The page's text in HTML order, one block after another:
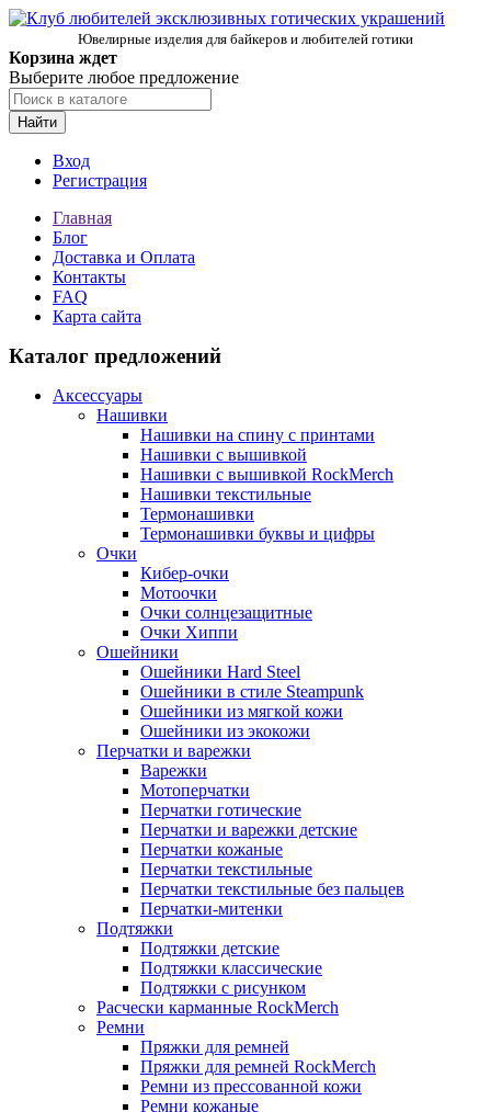
Ювелирные изделия для байкеров и любителей готики
Корзина ждет
Выберите любое предложение
Найти
Вход
Регистрация
Главная
Блог
Доставка и Оплата
Контакты
FAQ
Карта сайта
Каталог предложений
Аксессуары
Нашивки
Нашивки на спину с принтами
Нашивки с вышивкой
Нашивки с вышивкой RockMerch
Нашивки текстильные
Термонашивки
Термонашивки буквы и цифры
Очки
Кибер-очки
Мотоочки
Очки солнцезащитные
Очки Хиппи
Ошейники
Ошейники Hard Steel
Ошейники в стиле Steampunk
Ошейники из мягкой кожи
Ошейники из экокожи
Перчатки и варежки
Варежки
Мотоперчатки
Перчатки готические
Перчатки и варежки детские
Перчатки кожаные
Перчатки текстильные
Перчатки текстильные без пальцев
Перчатки-митенки
Подтяжки
Подтяжки детские
Подтяжки классические
Подтяжки с рисунком
Расчески карманные RockMerch
Ремни
Пряжки для ремней
Пряжки для ремней RockMerch
Ремни из прессованной кожи
Ремни кожаные